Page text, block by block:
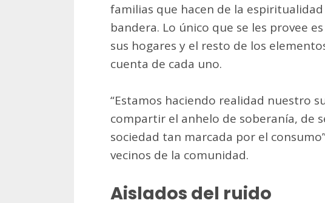
familias que hacen de la
bandera. Lo único que se les provee
sus hogares y el resto de los
cuenta de cada uno.
“Estamos haciendo realidad nuestro
compartir el anhelo de soberanía, de
sociedad tan marcada por el
vecinos de la comunidad.
Aislados del ruido